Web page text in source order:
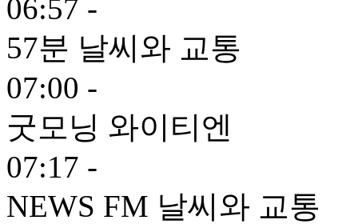
06:57 -
57분 날씨와 교통
07:00 -
굿모닝 와이티엔
07:17 -
NEWS FM 날씨와 교통